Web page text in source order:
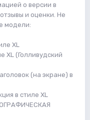
о версии в
и оценки. Не
модели:
XL
XL (Голливудский
(на экране) в
в стиле XL